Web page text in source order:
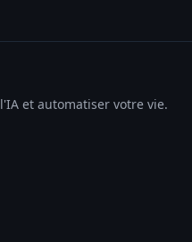
et automatiser votre vie.